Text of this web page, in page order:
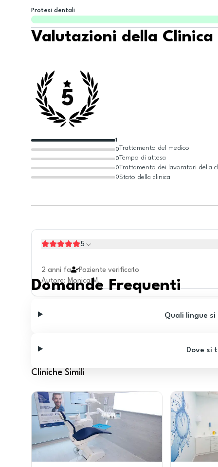
Protesi dentali
Valutazioni della Clinica
5
0
0
0
0
1
Trattamento del medico
Tempo di attesa
Trattamento dei lavoratori della
Stato della clinica
5
2 anni fa
Paziente verificato
Autore: Monica M.
Domande Frequenti
Quali lingue si
Dove si
Cliniche Simili